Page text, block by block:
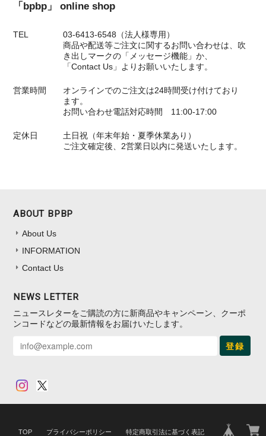
「bpbp」 online shop
TEL
03-6413-6548（法人様専用）
商品や配送等ご注文に関するお問い合わせは、吹
き出しマークの「メッセージ機能」か、
「Contact Us」よりお願いいたします。
営業時間
オンラインでのご注文は24時間受け付けており
ます。
お問い合わせ電話対応時間 11:00-17:00
定休日
土日祝（年末年始・夏季休業あり）
ご注文確定後、2営業日以内に発送いたします。
ABOUT BPBP
About Us
INFORMATION
Contact Us
NEWS LETTER
ニュースレターをご購読の方に新商品やキャンペーン、クーポ
ンコードなどの最新情報をお届けいたします。
登録
TOP プライバシーポリシー 特定商取引法に基づく表記